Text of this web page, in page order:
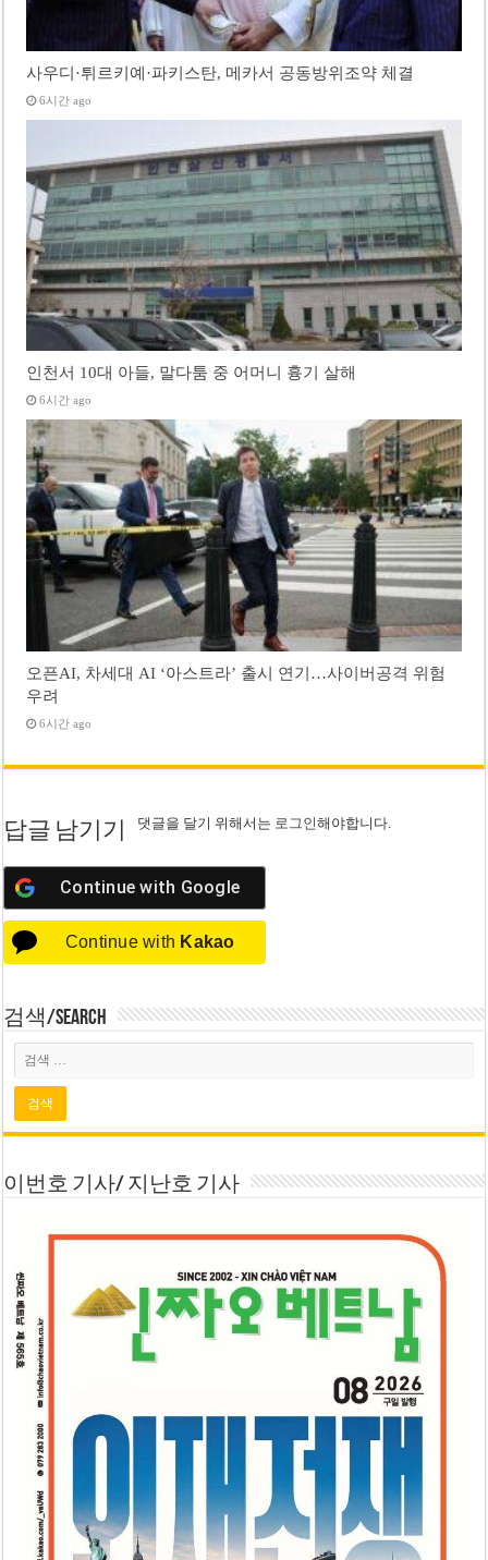
사우디·튀르키예·파키스탄, 메카서 공동방위조약 체결
6시간 ago
인천서 10대 아들, 말다툼 중 어머니 흉기 살해
6시간 ago
오픈AI, 차세대 AI ‘아스트라’ 출시 연기…사이버공격 위험
우려
6시간 ago
답글 남기기 댓글을 달기 위해서는 로그인해야합니다.
Continue with Google
Continue with Kakao
검색/Search
이번호 기사/ 지난호 기사